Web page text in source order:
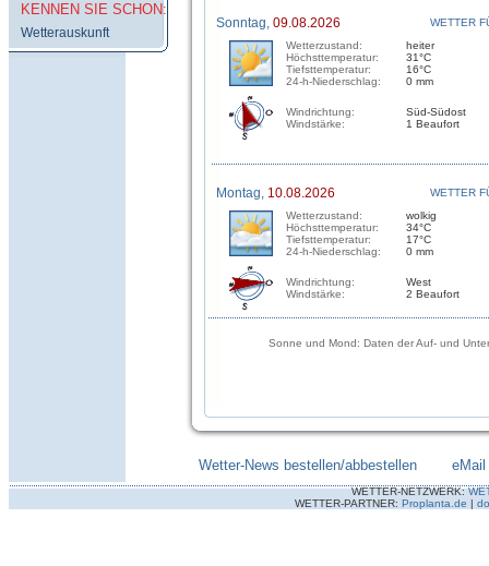
KENNEN SIE SCHON:
Wetterauskunft
Sonntag, 09.08.2026
WETTER
Wetterzustand:
Höchsttemperatur:
Tiefsttemperatur:
24-h-Niederschlag:
heiter
31°C
16°C
0 mm
Windrichtung:
Windstärke:
Süd-Südost
1 Beaufort
Montag, 10.08.2026
WETTER
Wetterzustand:
Höchsttemperatur:
Tiefsttemperatur:
24-h-Niederschlag:
wolkig
34°C
17°C
0 mm
Windrichtung:
Windstärke:
West
2 Beaufort
Sonne und Mond: Daten der Auf- und
Wetter-News bestellen/abbestellen eMail
WETTER-NETZWERK:
WETTER-PARTNER: Proplanta.de |